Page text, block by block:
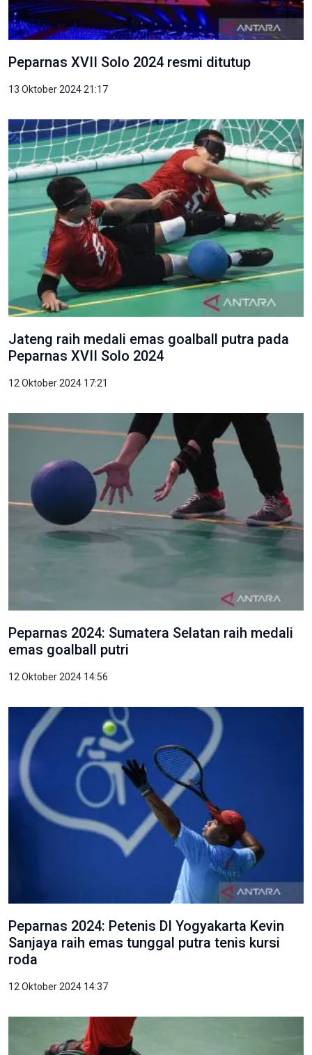
Peparnas XVII Solo 2024 resmi ditutup
13 Oktober 2024 21:17
Jateng raih medali emas goalball putra pada
Peparnas XVII Solo 2024
12 Oktober 2024 17:21
Peparnas 2024: Sumatera Selatan raih medali
emas goalball putri
12 Oktober 2024 14:56
Peparnas 2024: Petenis DI Yogyakarta Kevin
Sanjaya raih emas tunggal putra tenis kursi
roda
12 Oktober 2024 14:37